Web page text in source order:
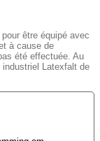
être équipé avec
à cause de
été effectuée. Au
industriel Latexfalt de